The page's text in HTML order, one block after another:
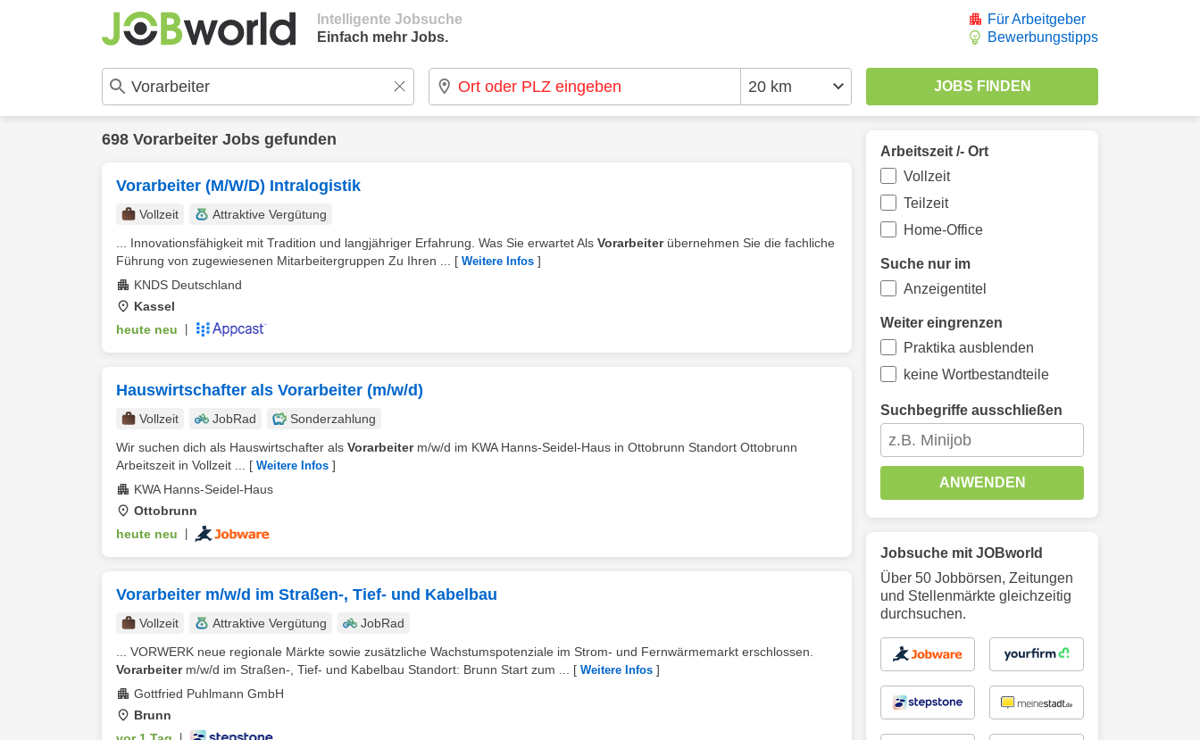
Intelligente Jobsuche
Einfach mehr Jobs.
Für Arbeitgeber
Bewerbungstipps
698 Vorarbeiter Jobs gefunden
Vorarbeiter (M/W/D) Intralogistik
Vollzeit
Attraktive Vergütung
... Innovationsfähigkeit mit Tradition und langjähriger Erfahrung. Was Sie erwartet Als Vorarbeiterübernehmen Sie die fachliche
Führung von zugewiesenen Mitarbeitergruppen Zu Ihren ...
[ Weitere Infos ]
KNDS Deutschland
Kassel
heute neu
Hauswirtschafter als Vorarbeiter (m/w/d)
Vollzeit JobRad
Sonderzahlung
Wir suchen dich als Hauswirtschafter als Vorarbeiterm/w/d im KWA Hanns-Seidel-Haus in Ottobrunn Standort Ottobrunn
Arbeitszeit in Vollzeit ...
[ Weitere Infos ]
KWA Hanns-Seidel-Haus
Ottobrunn
heute neu
Vorarbeiter m/w/d im Straßen-, Tief- und Kabelbau
Vollzeit Attraktive Vergütung
JobRad
... VORWERK neue regionale Märkte sowie zusätzliche Wachstumspotenziale im Strom- und Fernwärmemarkt erschlossen.
Vorarbeiterm/w/d im Straßen-, Tief- und Kabelbau Standort: Brunn Start zum ... [ Weitere Infos ]
Gottfried Puhlmann GmbH
Brunn
Arbeitszeit /- Ort
Vollzeit
Teilzeit
Home-Office
Suche nur im
Anzeigentitel
Weiter eingrenzen
Praktika ausblenden
keine Wortbestandteile
Suchbegriffe ausschließen
ANWENDEN
Jobsuche mit JOBworld
Über 50 Jobbörsen, Zeitungen
und Stellenmärkte gleichzeitig
durchsuchen.